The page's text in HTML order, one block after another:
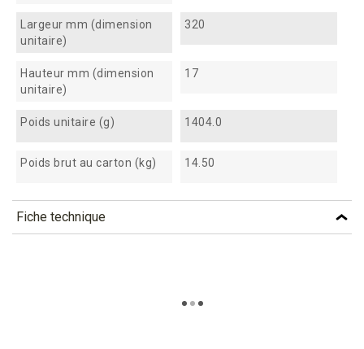
Largeur mm (dimension
unitaire)
320
Hauteur mm (dimension
unitaire)
17
Poids unitaire (g) 1404.0
Poids brut au carton (kg) 14.50
Fiche technique